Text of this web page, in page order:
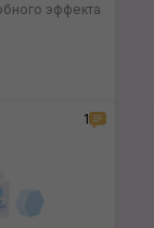
эффекта
1